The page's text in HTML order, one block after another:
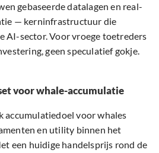
gebaseerde datalagen en real-
— kerninfrastructuur die
AI-sector. Voor vroege toetreders
geen speculatief gokje.
voor whale-accumulatie
accumulatiedoel voor whales
en utility binnen het
een huidige handelsprijs rond de